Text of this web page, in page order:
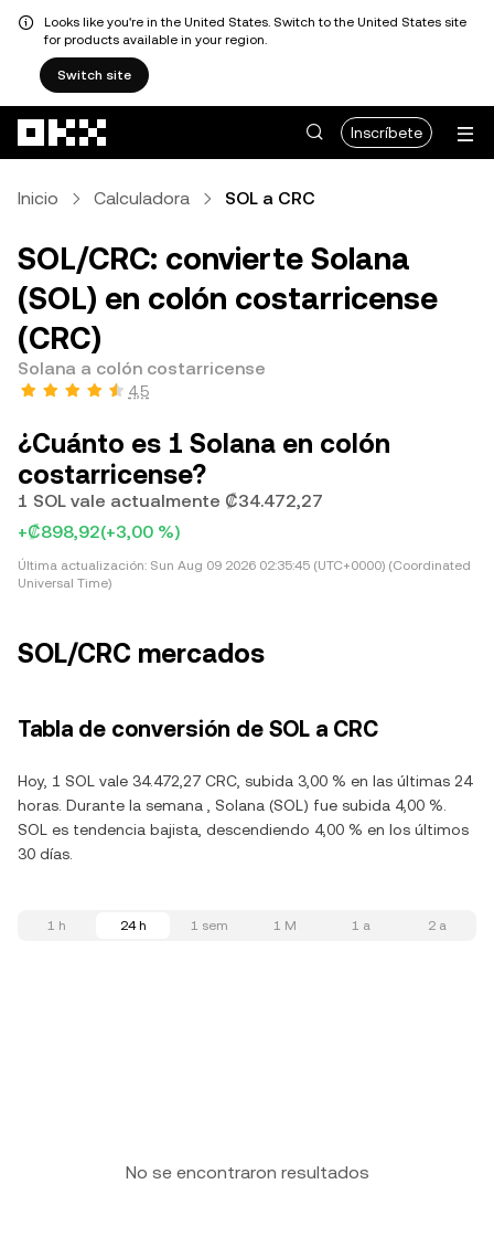
Looks like you're in the United States. Switch to the United States site
for products available in your region.
Switch site
Inscríbete
Inicio Calculadora SOL a CRC
SOL/CRC: convierte Solana
(SOL) en colón costarricense
(CRC)
Solana a colón costarricense
4,5
¿Cuánto es 1 Solana en colón
costarricense?
1 SOL vale actualmente ₡34.472,27
+₡898,92(+3,00 %)
Última actualización: Sun Aug 09 2026 02:35:45 (UTC+0000) (Coordinated
Universal Time)
SOL/CRC mercados
Tabla de conversión de SOL a CRC
Hoy, 1 SOL vale 34.472,27 CRC, subida 3,00 % en las últimas 24
horas. Durante la semana , Solana (SOL) fue subida 4,00 %.
SOL es tendencia bajista, descendiendo 4,00 % en los últimos
30 días.
1 h 24 h 1 sem 1 M 1 a 2 a
No se encontraron resultados